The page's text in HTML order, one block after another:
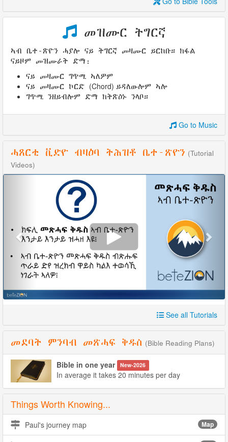
መዝሙር ትግርኛ
ኣብ ቤተ-ጽዮን ሓያሎ ናይ ትግርኛ መዛሙር ይርከቡ። ክፋል
ናይዞም መዝሙራት ድማ:
ናይ መዛሙር ግጥሚ ኣለዎም
ናይ መዛሙር ኮርድ (Chord) ይዳለውሎም ኣሎ
ግጥሚ ንዘይብሎም ድማ ክትጽዕኑ ንላቦ።
Go to Music
ሓጸርቲ ቪድዮ ብዛዕባ ትሕዝቶ ቤተ-ጽዮን (Tutorial
Videos)
See all Tutorials
መደባት ምንባብ መጽሓፍ ቅዱስ (Bible Reading Plans)
Bible in one year New-2026
In average it takes 20 minutes per day
Things Worth Knowing...
Paul's journey map Map